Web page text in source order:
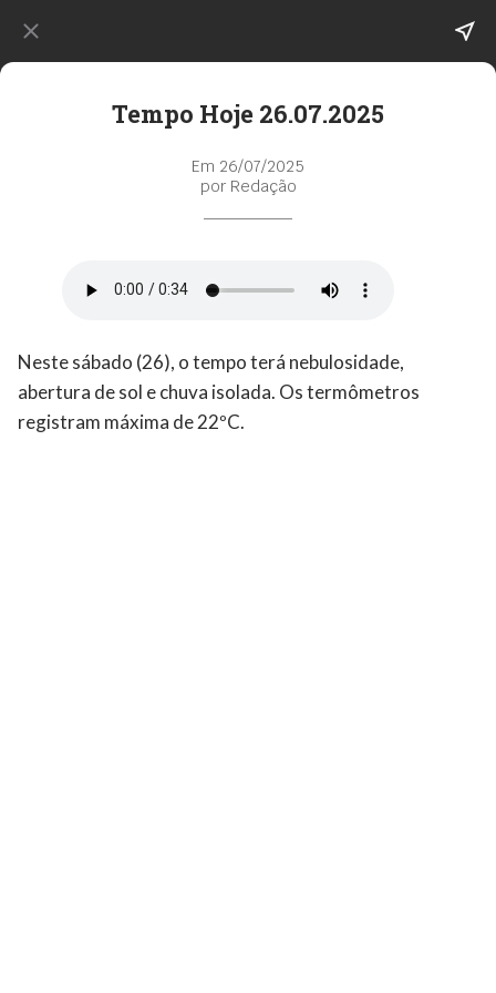
Tempo Hoje 26.07.2025
Em 26/07/2025
por Redação
Neste sábado (26), o tempo terá nebulosidade,
abertura de sol e chuva isolada. Os termômetros
registram máxima de 22ºC.